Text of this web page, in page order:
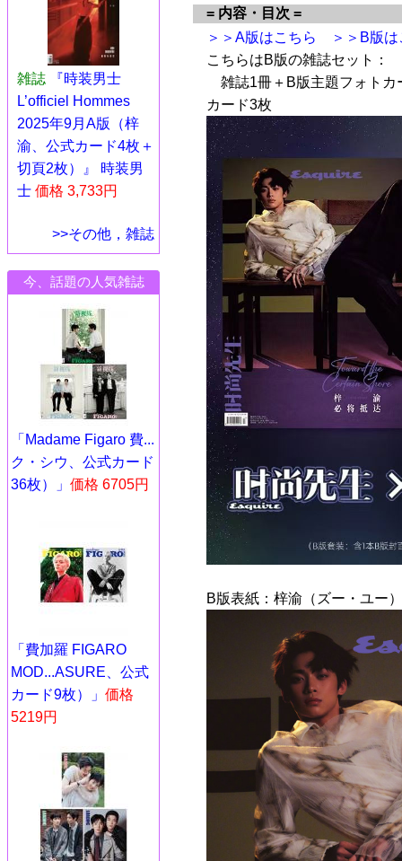
雑誌
『時装男士
L’officiel Hommes
2025年9月A版（梓
渝、公式カード4枚＋
切頁2枚）』 時装男
士 価格 3,733円
>>その他，雑誌
今、話題の人気雑誌
「Madame Figaro 費...
ク・シウ、公式カード
36枚）」 価格 6705円
「費加羅 FIGARO
MOD...ASURE、公式
カード9枚）」 価格
5219円
= 内容・目次 =
＞＞A版はこちら
＞＞B版
こちらはB版の雑誌セット：
雑誌1冊＋B版主題フォトカ
カード3枚
B版表紙：梓渝（ズー・ユー